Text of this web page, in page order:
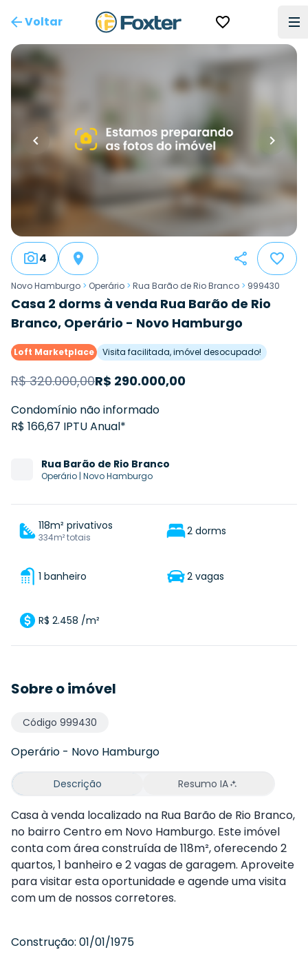
Voltar
4
Novo Hamburgo > Operário > Rua Barão de Rio Branco > 999430
Casa 2 dorms à venda Rua Barão de Rio
Branco, Operário - Novo Hamburgo
Loft Marketplace Visita facilitada, imóvel desocupado!
R$320.000,00R$ 290.000,00
Condomínio não informado
R$ 166,67 IPTU Anual*
Rua Barão de Rio Branco
Operário | Novo Hamburgo
118m² privativos
334m² totais 2 dorms
1 banheiro 2 vagas
R$ 2.458 /m²
Sobre o imóvel
Código 999430
Operário - Novo Hamburgo
Descrição Resumo IA
Casa à venda localizado na Rua Barão de Rio Branco,
no bairro Centro em Novo Hamburgo. Este imóvel
conta com área construída de 118m², oferecendo 2
quartos, 1 banheiro e 2 vagas de garagem. Aproveite
para visitar esta oportunidade e agende uma visita
com um de nossos corretores.
Construção: 01/01/1975